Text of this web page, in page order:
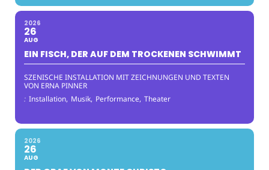
2026
26
AUG
EIN FISCH, DER AUF DEM TROCKENEN SCHWIMMT
SZENISCHE INSTALLATION MIT ZEICHNUNGEN UND TEXTEN
VON ERNA PINNER
: Installation, Musik, Performance, Theater
2026
26
AUG